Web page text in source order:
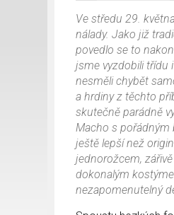
Ve středu 29.
nálady. Jako již
povedlo se to
jsme vyzdobili třídu
nesměli chybět
a hrdiny z těchto
skutečně parádně
Macho s pořádným
ještě lepší než
jednorožcem,
dokonalým
nezapomenutelný